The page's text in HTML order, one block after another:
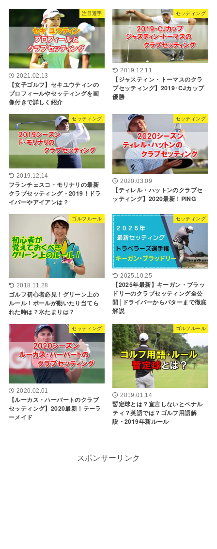
注目選手
2021.02.13
【女子ゴルフ】セキユウティンの
プロフィールやセッティングを画
像付きで詳しく紹介
セッティング
2019.12.11
【ジャスティン・トーマスのクラ
ブセッティング】2019･CJカップ
優勝
セッティング
2019.12.14
フランチェスコ・モリナリの最新
クラブセッティング・2019！ドラ
イバーやアイアンは？
セッティング
2020.03.09
【ティレル・ハットンのクラブセ
ッティング】2020最新！PING
ゴルフルール
2018.11.28
ゴルフ初心者必見！グリーン上の
ルール！ボールが動いたり当てら
れた時は？水たまりは？
セッティング
2025.10.25
【2025年最新】キーガン・ブラッ
ドリーのクラブセッティング全公
開│ドライバーからパターまで徹底
解説
セッティング
2020.02.01
【ルーカス・ハーバートのクラブ
セッティング】2020最新！テーラ
ーメイド
ゴルフルール
2019.01.14
暫定球とは？宣言しないとペナル
ティ？英語では？ゴルフ用語解
説・2019年新ルール
スポンサーリンク